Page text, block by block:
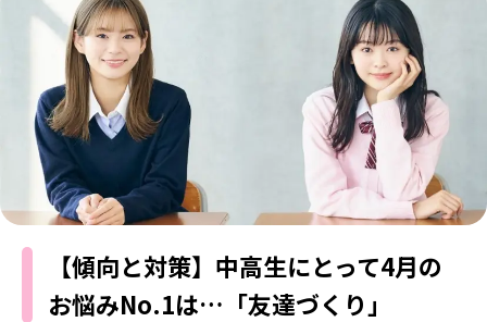
ファッションニュース
モデル私服
着回し
着痩せ
BEAUTY
ビューティニュース
トレンドメイク
ベストコスメ
ヘアアレンジ・ヘアケア
スキンケア
ボディケア
SCHOOL
スクールニュース
制服コーデ
学校ヘアメイク
勉強・受験・進路
ENTERTAINMENT
エンタメニュース
なにわ男子
K-POP
LIFESTYLE
ライフスタイルニュース
JKランキング・アワード
モデルの購入品
おでかけ
JK TREND
MODELS
MODEL'S BLOG
【傾向と対策】中高生にとって4月の
お悩みNo.1は…「友達づくり」